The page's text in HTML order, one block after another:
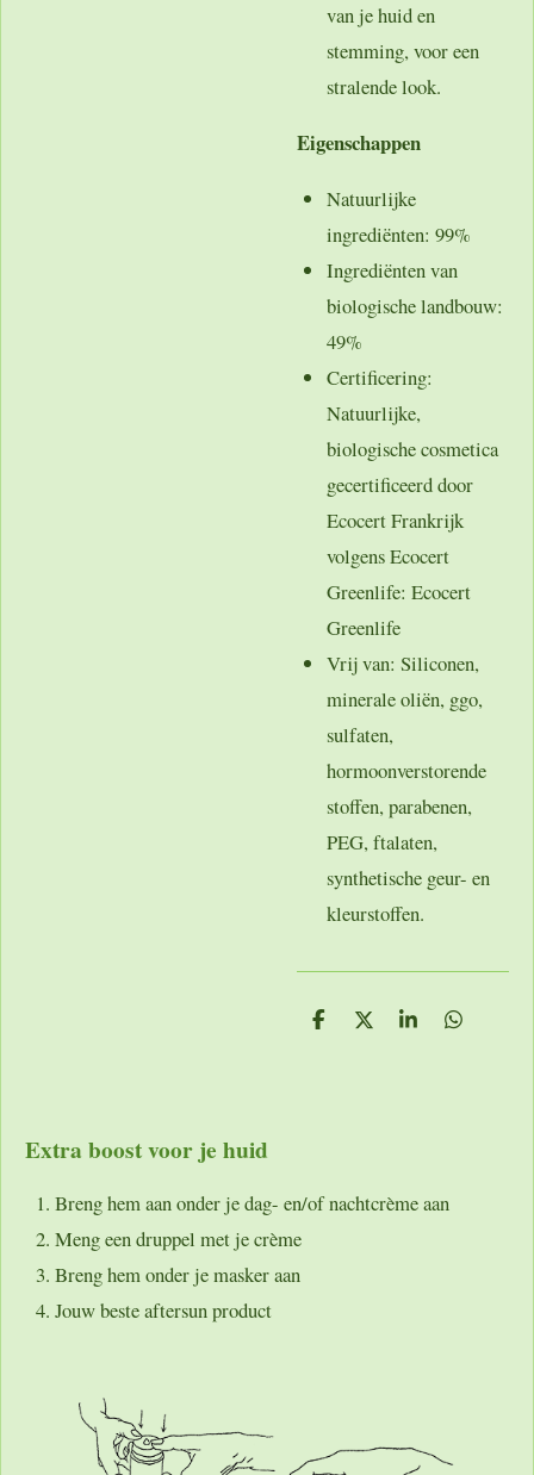
van je huid en
stemming, voor een
stralende look.
Eigenschappen
Natuurlijke
ingrediënten: 99%
Ingrediënten van
biologische landbouw:
49%
Certificering:
Natuurlijke,
biologische cosmetica
gecertificeerd door
Ecocert Frankrijk
volgens Ecocert
Greenlife: Ecocert
Greenlife
Vrij van: Siliconen,
minerale oliën, ggo,
sulfaten,
hormoonverstorende
stoffen, parabenen,
PEG, ftalaten,
synthetische geur- en
kleurstoffen.
D
D
S
D
Extra boost voor je huid
Breng hem aan onder je dag- en/of nachtcrème aan
Meng een druppel met je crème
Breng hem onder je masker aan
Jouw beste aftersun product